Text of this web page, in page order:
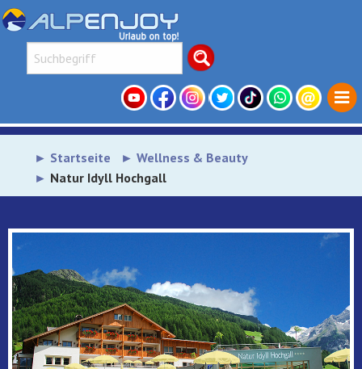
Startseite
Wellness & Beauty
Natur Idyll Hochgall